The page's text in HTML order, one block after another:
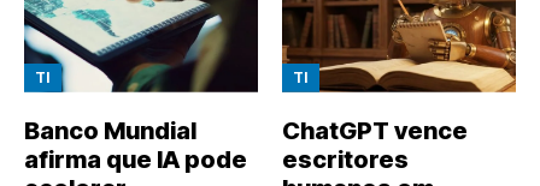
TI
Banco Mundial
afirma que IA pode
TI
ChatGPT vence
escritores